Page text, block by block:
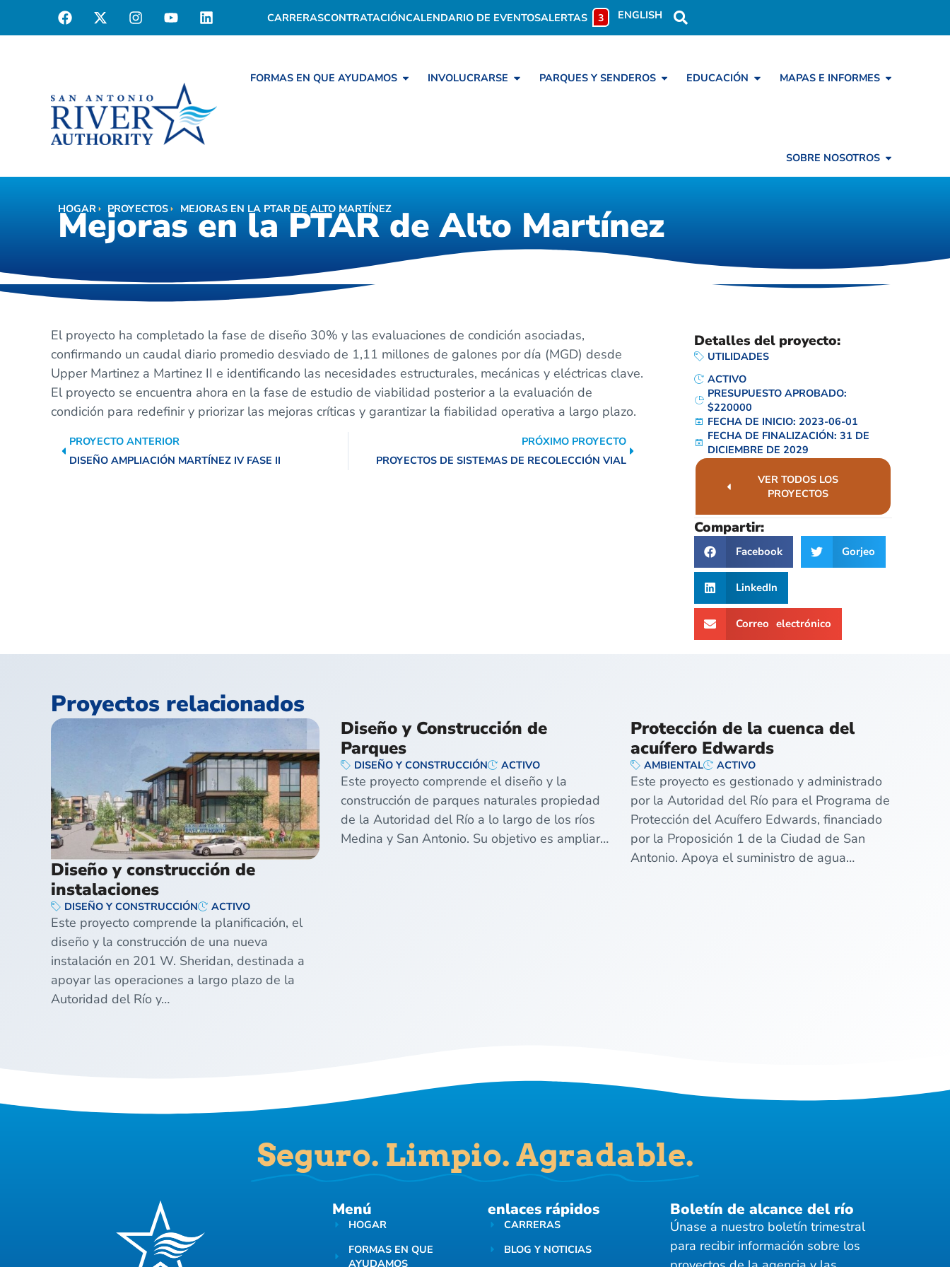
CARRERASCONTRATACIÓNCALENDARIO DE EVENTOSALERTAS 3 ENGLISH
FORMAS EN QUE AYUDAMOS INVOLUCRARSE PARQUES Y SENDEROS EDUCACIÓN MAPAS E INFORMES
SOBRE NOSOTROS
HOGAR MEJORAS EN LA PTAR DE ALTO MARTÍNEZ
Mejoras en la PTAR de Alto Martínez
HOGAR PROYECTOS MEJORAS EN LA PTAR DE ALTO MARTÍNEZ
Mejoras en la PTAR de Alto Martínez
El proyecto ha completado la fase de diseño 30% y las evaluaciones de condición asociadas,
confirmando un caudal diario promedio desviado de 1,11 millones de galones por día (MGD) desde
Upper Martinez a Martinez II e identificando las necesidades estructurales, mecánicas y eléctricas clave.
El proyecto se encuentra ahora en la fase de estudio de viabilidad posterior a la evaluación de
condición para redefinir y priorizar las mejoras críticas y garantizar la fiabilidad operativa a largo plazo.
PROYECTO ANTERIOR
DISEÑO AMPLIACIÓN MARTÍNEZ IV FASE II
PRÓXIMO PROYECTO
PROYECTOS DE SISTEMAS DE RECOLECCIÓN VIAL
Detalles del proyecto:
UTILIDADES
ACTIVO
PRESUPUESTO APROBADO:
$220000
FECHA DE INICIO: 2023-06-01
FECHA DE FINALIZACIÓN: 31 DE
DICIEMBRE DE 2029
VER TODOS LOS
PROYECTOS
Compartir:
Facebook Gorjeo
LinkedIn
Correo electrónico
Proyectos relacionados
Diseño y construcción de
instalaciones
DISEÑO Y CONSTRUCCIÓN ACTIVO
Este proyecto comprende la planificación, el
diseño y la construcción de una nueva
instalación en 201 W. Sheridan, destinada a
apoyar las operaciones a largo plazo de la
Autoridad del Río y…
Diseño y Construcción de
Parques
DISEÑO Y CONSTRUCCIÓN ACTIVO
Este proyecto comprende el diseño y la
construcción de parques naturales propiedad
de la Autoridad del Río a lo largo de los ríos
Medina y San Antonio. Su objetivo es ampliar…
Protección de la cuenca del
acuífero Edwards
AMBIENTAL ACTIVO
Este proyecto es gestionado y administrado
por la Autoridad del Río para el Programa de
Protección del Acuífero Edwards, financiado
por la Proposición 1 de la Ciudad de San
Antonio. Apoya el suministro de agua…
Seguro. Limpio. Agradable.
Menú
HOGAR
FORMAS EN QUE
AYUDAMOS
enlaces rápidos
CARRERAS
BLOG Y NOTICIAS
Boletín de alcance del río
Únase a nuestro boletín trimestral
para recibir información sobre los